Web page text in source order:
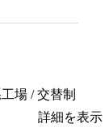
場 / 交替制
詳細を表示